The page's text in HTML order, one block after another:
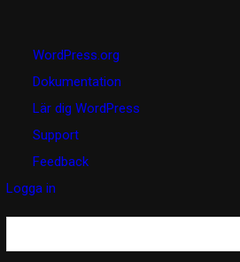
WordPress
WordPress.org
Dokumentation
Lär dig WordPress
Support
Feedback
Logga in